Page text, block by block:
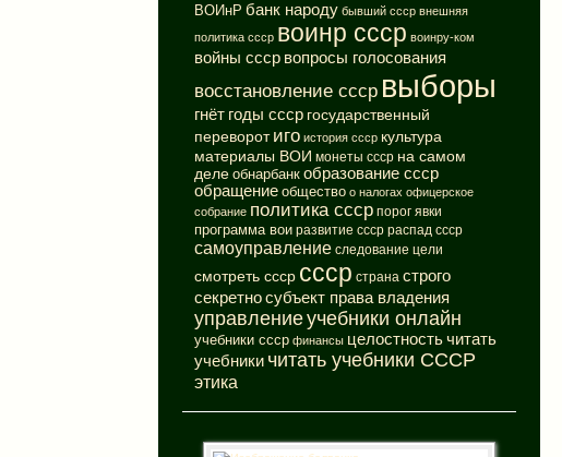
ВОИнР банк народу бывший ссср внешняя
политика ссср воинр ссср воинру-ком
войны ссср вопросы голосования
восстановление ссср выборы
гнёт годы ссср государственный
переворот иго история ссср культура
материалы ВОИ монеты ссср на самом
деле обнарбанк образование ссср
обращение общество о налогах офицерское
собрание политика ссср порог явки
программа вои развитие ссср распад ссср
самоуправление следование цели
смотреть ссср ссср страна строго
секретно субъект права владения
управлениеучебники онлайн
учебники ссср финансы целостность читать
учебники читать учебники СССР
этика